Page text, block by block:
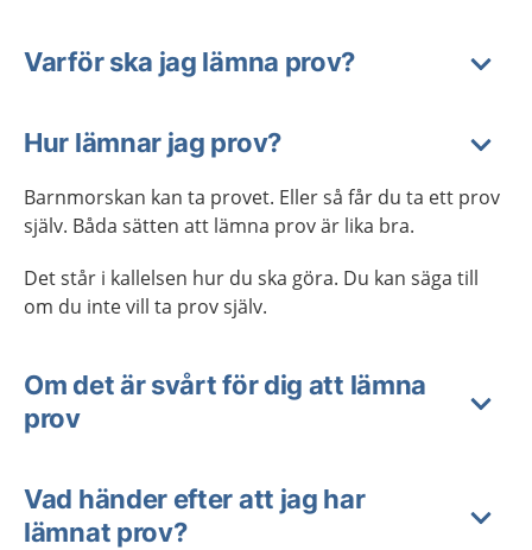
Varför ska jag lämna prov?
Hur lämnar jag prov?
Barnmorskan kan ta provet. Eller så får du ta ett prov
själv. Båda sätten att lämna prov är lika bra.
Det står i kallelsen hur du ska göra. Du kan säga till
om du inte vill ta prov själv.
Om det är svårt för dig att lämna
prov
Vad händer efter att jag har
lämnat prov?